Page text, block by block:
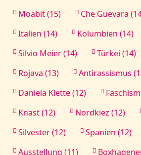
Moabit (15)
Che Guevara
Italien (14)
Kolumbien (14)
Silvio Meier (14)
Türkei (14)
Rojava (13)
Antirassismus
Daniela Klette (12)
Knast (12)
Nordkiez (12)
Silvester (12)
Spanien (12)
Ausstellung (11)